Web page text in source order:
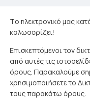
Tο ηλεκτρονικό μας
καλωσορίζει!
Επισκεπτόμενοι τον
από αυτές τις
όρους. Παρακαλούμε
χρησιμοποιήσετε το
τους παρακάτω όρους.